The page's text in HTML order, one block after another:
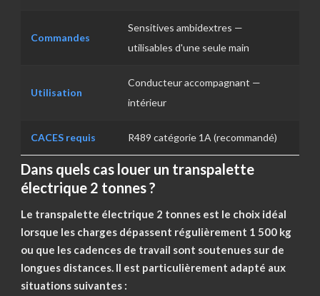
Commandes
Sensitives ambidextres —
utilisables d'une seule main
Utilisation
Conducteur accompagnant —
intérieur
CACES requis R489 catégorie 1A (recommandé)
Dans quels cas louer un transpalette
électrique 2 tonnes ?
Le transpalette électrique 2 tonnes est le choix idéal
lorsque les charges dépassent régulièrement 1 500 kg
ou que les cadences de travail sont soutenues sur de
longues distances. Il est particulièrement adapté aux
situations suivantes :